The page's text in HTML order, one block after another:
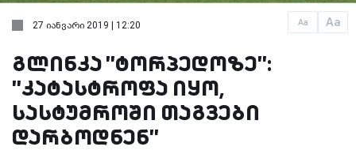
Aa Aa
27 იანვარი 2019 | 12:20
გლინკა ''ტორპედოზე'':
''კატასტროფა იყო,
სასტუმროში თაგვები
დარბოდნენ''